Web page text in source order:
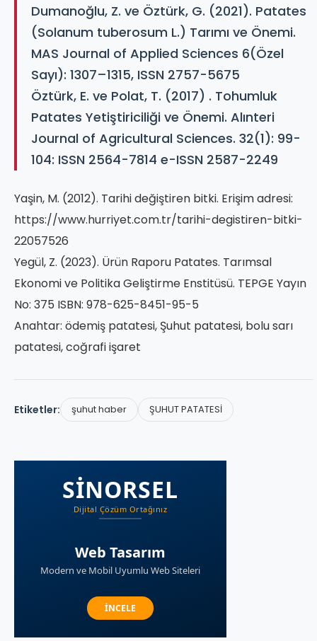
Dumanoğlu, Z. ve Öztürk, G. (2021). Patates
(Solanum tuberosum L.) Tarımı ve Önemi.
MAS Journal of Applied Sciences 6(Özel
Sayı): 1307–1315, ISSN 2757-5675
Öztürk, E. ve Polat, T. (2017) . Tohumluk
Patates Yetiştiriciliği ve Önemi. Alınteri
Journal of Agricultural Sciences. 32(1): 99-
104: ISSN 2564-7814 e-ISSN 2587-2249
Yaşin, M. (2012). Tarihi değiştiren bitki. Erişim adresi:
https://www.hurriyet.com.tr/tarihi-degistiren-bitki-
22057526
Yegül, Z. (2023). Ürün Raporu Patates. Tarımsal
Ekonomi ve Politika Geliştirme Enstitüsü. TEPGE Yayın
No: 375 ISBN: 978-625-8451-95-5
Anahtar: ödemiş patatesi, Şuhut patatesi, bolu sarı
patatesi, coğrafi işaret
Etiketler: şuhut haber ŞUHUT PATATESİ